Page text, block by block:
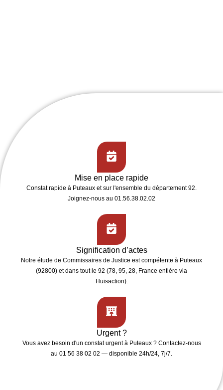
Mise en place rapide
Constat rapide à Puteaux et sur l'ensemble du département 92.
Joignez-nous au 01.56.38.02.02
Signification d’actes
Notre étude de Commissaires de Justice est compétente à Puteaux
(92800) et dans tout le 92 (78, 95, 28, France entière via
Huisaction).
Urgent ?
Vous avez besoin d'un constat urgentà Puteaux ? Contactez-nous
au 01 56 38 02 02 — disponible 24h/24, 7j/7.